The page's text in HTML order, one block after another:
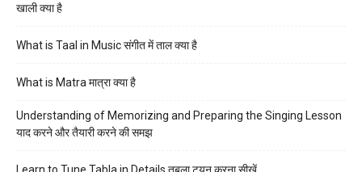
खाली क्या है
What is Taal in Music संगीत में ताल क्या है
What is Matra मात्रा क्या है
Understanding of Memorizing and Preparing the Singing Lesson
याद करने और तैयारी करने की समझ